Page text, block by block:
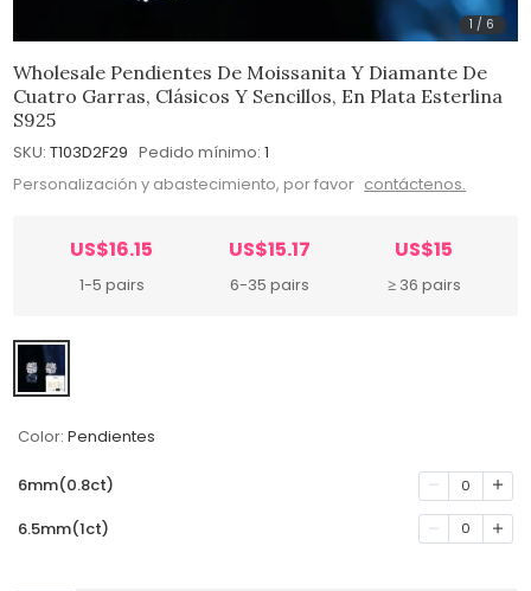
1 / 6
Wholesale Pendientes De Moissanita Y Diamante De
Cuatro Garras, Clásicos Y Sencillos, En Plata Esterlina
S925
SKU: T103D2F29 Pedido mínimo: 1
Personalización y abastecimiento, por favor contáctenos.
US$16.15
1-5 pairs
US$15.17
6-35 pairs
US$15
≥ 36 pairs
Color: Pendientes
6mm(0.8ct) 0
6.5mm(1ct) 0